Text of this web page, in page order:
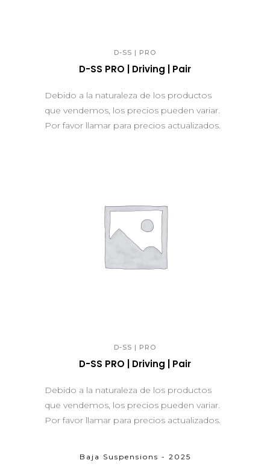
D-SS | PRO
D-SS PRO | Driving | Pair
Debido a la naturaleza de los productos
que vendemos, los precios pueden variar.
Por favor llamar para precios actualizados.
D-SS | PRO
D-SS PRO | Driving | Pair
Debido a la naturaleza de los productos
que vendemos, los precios pueden variar.
Por favor llamar para precios actualizados.
Baja Suspensions - 2025